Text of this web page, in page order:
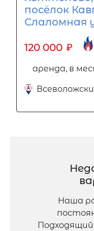
посёлок
Слаломная
120 000 ₽
аренда, в
Наша